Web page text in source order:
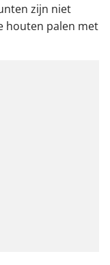
zijn niet
houten palen met